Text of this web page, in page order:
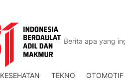
KESEHATAN TEKNO OTOMOTIF